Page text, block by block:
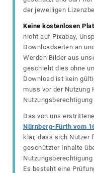
der jeweiligen
Keine kostenlosen
nicht auf Pixabay,
Downloadseiten an
Werden Bilder aus
geschieht dies ohne
Download ist kein
muss vor der Nutzung
Nutzungsberechtigung
Das von uns
Nürnberg-Fürth vom
klar, dass sich Nutzer
geschützter Inhalte
Es besteht eine